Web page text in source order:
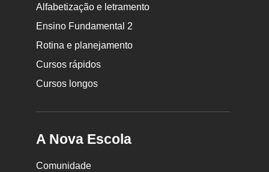
Alfabetização e letramento
Ensino Fundamental 2
Rotina e planejamento
Cursos rápidos
Cursos longos
A Nova Escola
Comunidade